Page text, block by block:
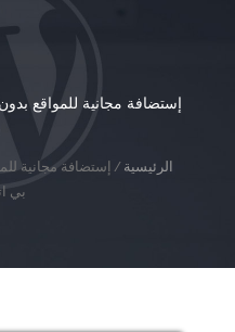
إستضافة مجانية للمواقع
الرئيسية / إستضافة مجانية
بي